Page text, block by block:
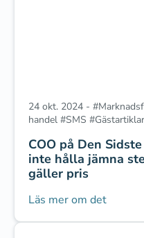
24 okt. 2024 - #
handel #SMS #Gästartiklar
COO på Den
inte hålla jämna
gäller pris
Läs mer om det